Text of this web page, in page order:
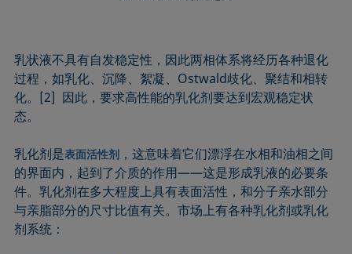
乳状液不具有自发稳定性，因此两相体系将经历各种退化
过程，如乳化、沉降、絮凝、Ostwald歧化、聚结和相转
化。[2] 因此，要求高性能的乳化剂要达到宏观稳定状
态。
乳化剂是表面活性剂 ，这意味着它们漂浮在水相和油相之间
的界面内，起到了介质的作用——这是形成乳液的必要条
件。乳化剂在多大程度上具有表面活性，和分子亲水部分
与亲脂部分的尺寸比值有关。市场上有各种乳化剂或乳化
剂系统：